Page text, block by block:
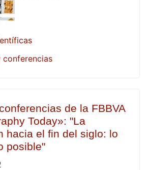
conferencias
de la FBBVA
Today»: "La
hacia el fin del siglo: lo
posible"